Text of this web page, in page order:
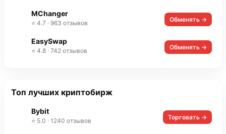
MChanger
⭐ 4.7 · 963 отзывов Обменять →
EasySwap
⭐ 4.8 · 742 отзывов Обменять →
Топ лучших криптобирж
Bybit
⭐ 5.0 · 1240 отзывов Торговать →